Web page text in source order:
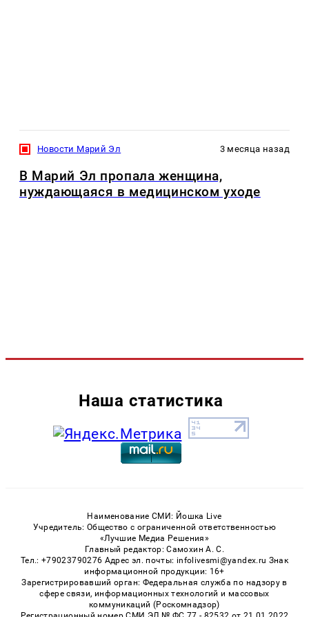
Новости Марий Эл 3 месяца назад
В Марий Эл пропала женщина,
нуждающаяся в медицинском уходе
Наша статистика
Наименование СМИ: Йошка Live
Учредитель: Общество с ограниченной ответственностью
«Лучшие Медиа Решения»
Главный редактор: Самохин А. С.
Тел.: +79023790276 Адрес эл. почты: infolivesmi@yandex.ru Знак
информационной продукции: 16+
Зарегистрировавший орган: Федеральная служба по надзору в
сфере связи, информационных технологий и массовых
коммуникаций (Роскомнадзор)